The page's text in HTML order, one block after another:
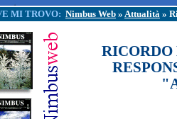
MI TROVO: Nimbus Web » Attualità »
RICORDO